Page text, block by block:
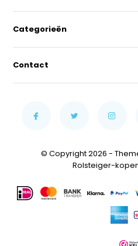
Categorieën
Contact
© Copyright 2026 -
Rolsteiger-